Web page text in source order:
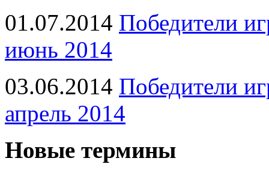
01.07.2014 Победители
июнь 2014
03.06.2014 Победители
апрель 2014
Новые термины